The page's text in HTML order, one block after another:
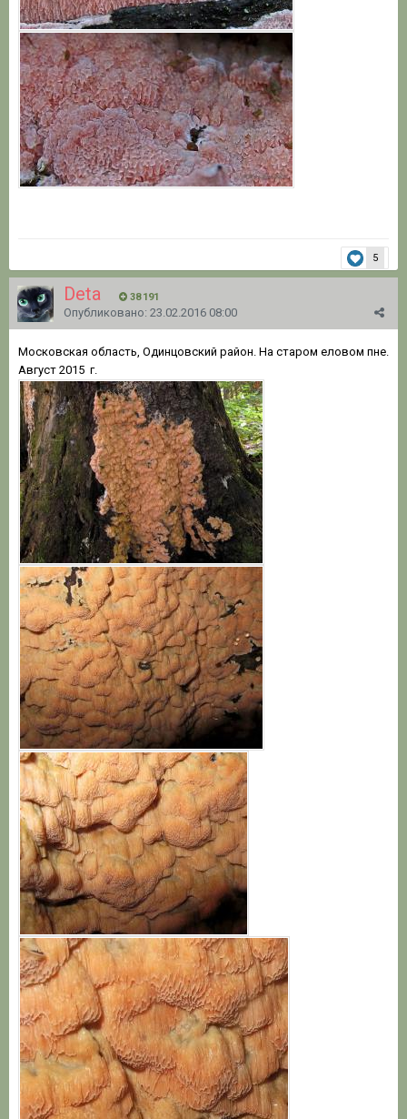
5
Deta 38 191
Опубликовано: 23.02.2016 08:00
Московская область, Одинцовский район. На старом еловом пне.
Август 2015 г.